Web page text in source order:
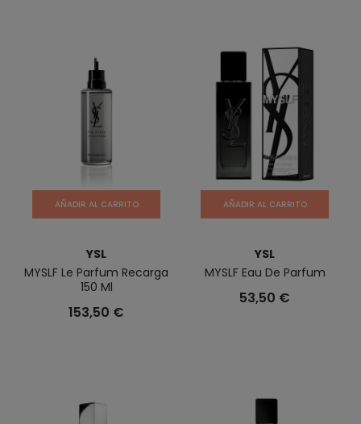
AÑADIR AL CARRITO
YSL
MYSLF Le Parfum Recarga
150 Ml
153,50 €
AÑADIR AL CARRITO
YSL
MYSLF Eau De Parfum
53,50 €